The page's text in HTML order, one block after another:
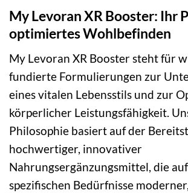
My Levoran XR Booster: Ihr
optimiertes Wohlbefinden
My Levoran XR Booster steht für
fundierte Formulierungen zur
eines vitalen Lebensstils und zur
körperlicher Leistungsfähigkeit.
Philosophie basiert auf der
hochwertiger, innovativer
Nahrungsergänzungsmittel, die
spezifischen Bedürfnisse moderner,